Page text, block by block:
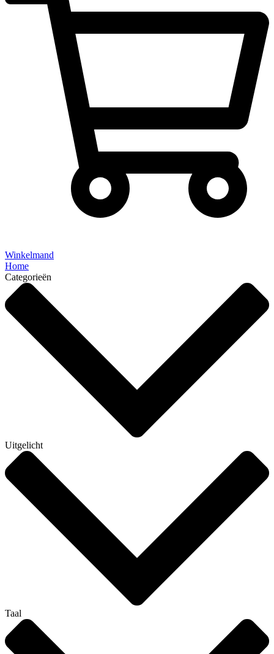
Winkelmand
Home
Categorieën
Uitgelicht
Taal